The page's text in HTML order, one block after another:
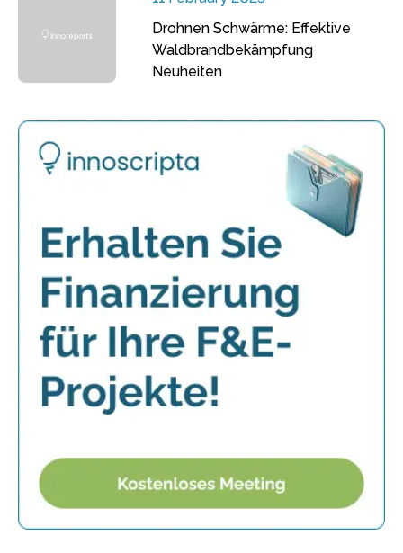
Drohnen Schwärme: Effektive
Waldbrandbekämpfung
Neuheiten